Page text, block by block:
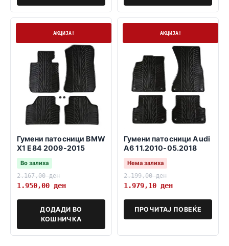
АКЦИЈА!
Гумени патосници BMW
X1 E84 2009-2015
Во залиха
2.167,00ден
1.950,00 ден
ДОДАДИ ВО
КОШНИЧКА
Нема залихаАКЦИЈА!
Гумени патосници Audi
A6 11.2010-05.2018
Нема залиха
2.199,00ден
1.979,10 ден
ПРОЧИТАЈ ПОВЕЌЕ